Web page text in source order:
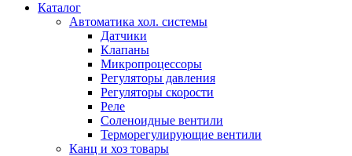
Каталог
Автоматика хол. системы
Датчики
Клапаны
Микропроцессоры
Регуляторы давления
Регуляторы скорости
Реле
Соленоидные вентили
Терморегулирующие вентили
Канц и хоз товары